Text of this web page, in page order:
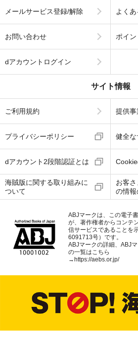
メールサービス登録/解除 よく
お問い合わせ ポイ
dアカウントログイン
サイト情報
ご利用規約 提供
プライバシーポリシー 健全な
dアカウント2段階認証とは
海賊版に関する取り組みに
ついて
お客
の情報
ABJマークは、この電子
が、著作権者からコンテ
信サービスであることを
6091713号）です。
ABJマークの詳細、ABJ
の一覧はこちら
→ https://aebs.or.jp/